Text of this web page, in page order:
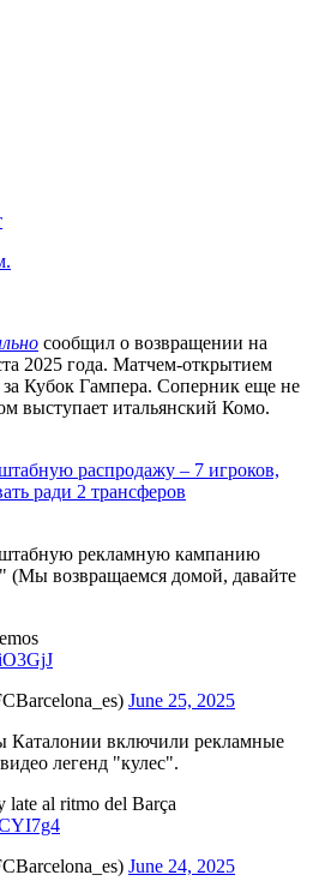
сообщил о возвращении на
2025 года. Матчем-открытием
за Кубок Гампера. Соперник еще не
выступает итальянский Комо.
распродажу – 7 игроков,
ради 2 трансферов
рекламную кампанию
(Мы возвращаемся домой, давайте
June 25, 2025
Каталонии включили рекламные
легенд "кулес".
late al ritmo del Barça
June 24, 2025